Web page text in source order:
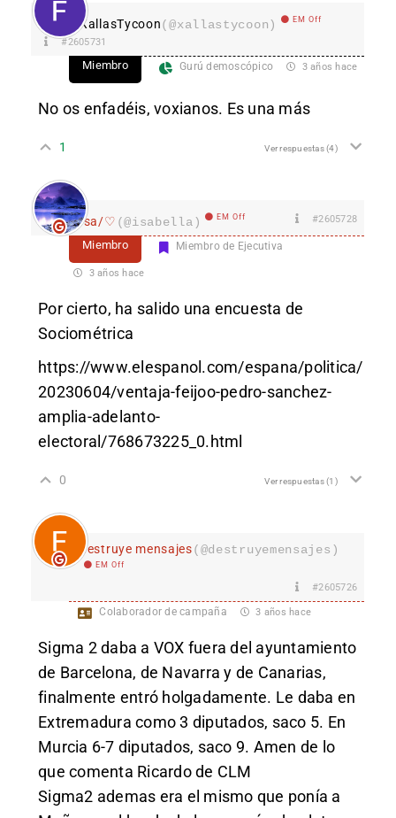
XallasTycoon(@xallastycoon) EM Off
#2605731
Miembro Gurú demoscópico 3 años hace
No os enfadéis, voxianos. Es una más
1 Ver respuestas(4)
Isa/♡ (@isabella) EM Off #2605728
Miembro Miembro de Ejecutiva
3 años hace
Por cierto, ha salido una encuesta de
Sociométrica
https://www.elespanol.com/espana/politica/
20230604/ventaja-feijoo-pedro-sanchez-
amplia-adelanto-
electoral/768673225_0.html
0 Ver respuestas(1)
destruye mensajes(@destruyemensajes)
EM Off
#2605726
Colaborador de campaña 3 años hace
Sigma 2 daba a VOX fuera del ayuntamiento
de Barcelona, de Navarra y de Canarias,
finalmente entró holgadamente. Le daba en
Extremadura como 3 diputados, saco 5. En
Murcia 6-7 diputados, saco 9. Amen de lo
que comenta Ricardo de CLM
Sigma2 ademas era el mismo que ponía a